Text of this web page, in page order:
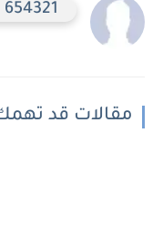
مقالات قد